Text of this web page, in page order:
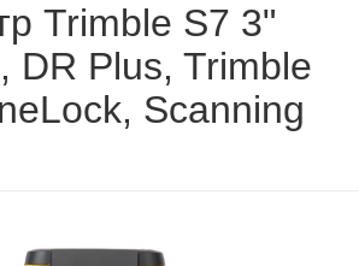
Trimble S7 3"
DR Plus, Trimble
Scanning